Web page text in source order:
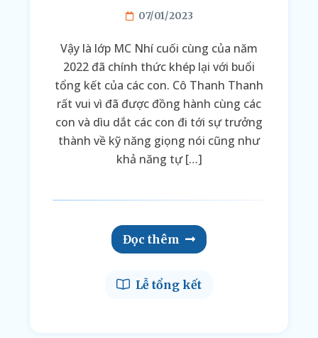
07/01/2023
Vậy là lớp MC Nhí cuối cùng của năm
2022 đã chính thức khép lại với buổi
tổng kết của các con. Cô Thanh Thanh
rất vui vì đã được đồng hành cùng các
con và dìu dắt các con đi tới sự trưởng
thành về kỹ năng giọng nói cũng như
khả năng tự […]
Đọc thêm
Lễ tổng kết